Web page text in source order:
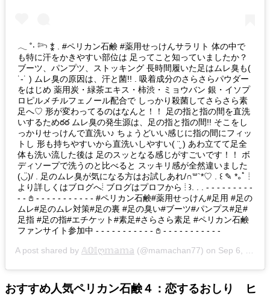
𓂃 ˚‧ 𓆸 ⁑ . #ペリカン石鹸 #薬用せっけんサラリト 体の中で
も特に汗をかきやすい部位は 足ってこと知っていましたか？
ブーツ、パンプツ、ストッキング 長時間履いた足はムレ臭も(
˙-˙ ) ムレ臭の原因は、汗と菌!! . 吸着成分のさらさらパウダー
をはじめ 薬用炭・緑茶エキス・柿渋・ミョウバン 銀・イソプ
ロピルメチルフェノール配合で しっかり殺菌してさらさら素
足へ♡ 形が変わってるのはなんと！！ 足の指と指の間を直洗
いするためఠఠ ムレ臭の発生源は、足の指と指の間!! そこをし
っかりせっけんで直洗い♪ ちょうどいい感じに指の間にフィッ
トし 形も持ちやすいから直洗いしやすい( ¨̮ ) あわ立てて足全
体も洗い流した後は 足のスッとなる感じがすごいです！！ ボ
ディソープで洗うのと比べると スッキリ感が全然違いました
(◡̈)/ . 足のムレ臭が気になる方はお試しあれ/∩꒳`*♡ . ꒰ ✎ *｡ﾟ ⦙
より詳しくはブログへ⦙ ブログはプロフから ⦙ ꒱. . . - - - - - - - - -
- - 𖤘 - - - - - - - - - - - #ペリカン石鹸#薬用せっけん#足用 #足の
ムレ#足のムレ対策#足の裏 #足の臭い#ブーツ#パンプス#足#
足指 #足の指#エチケット#素足#さらさら素足 #ペリカン石鹸
ファンサイト参加中 - - - - - - - - - - - 𖤘 - - - - - - - - - - -
A post shared by 𝔸𝕆𝕀ღ𝕞𝕒𝕞𝕒 (@mamachan77) on Sep 6, 2019 at 8:11am PDT
おすすめ人気ペリカン石鹸４：恋するおしり ヒ